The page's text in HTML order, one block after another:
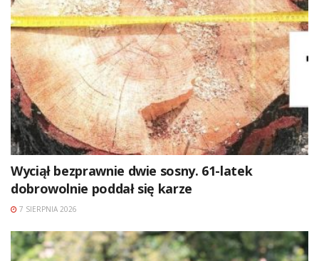
Wyciął bezprawnie dwie sosny. 61-latek
dobrowolnie poddał się karze
7 SIERPNIA 2026